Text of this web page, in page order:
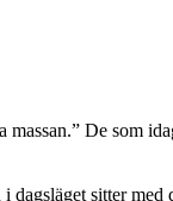
De som
dagsläget sitter med